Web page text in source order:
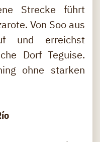
Strecke führt
Von Soo aus
und erreichst
Dorf Teguise.
ohne starken